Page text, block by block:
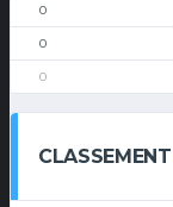
0
0
0
CLASSEMENT